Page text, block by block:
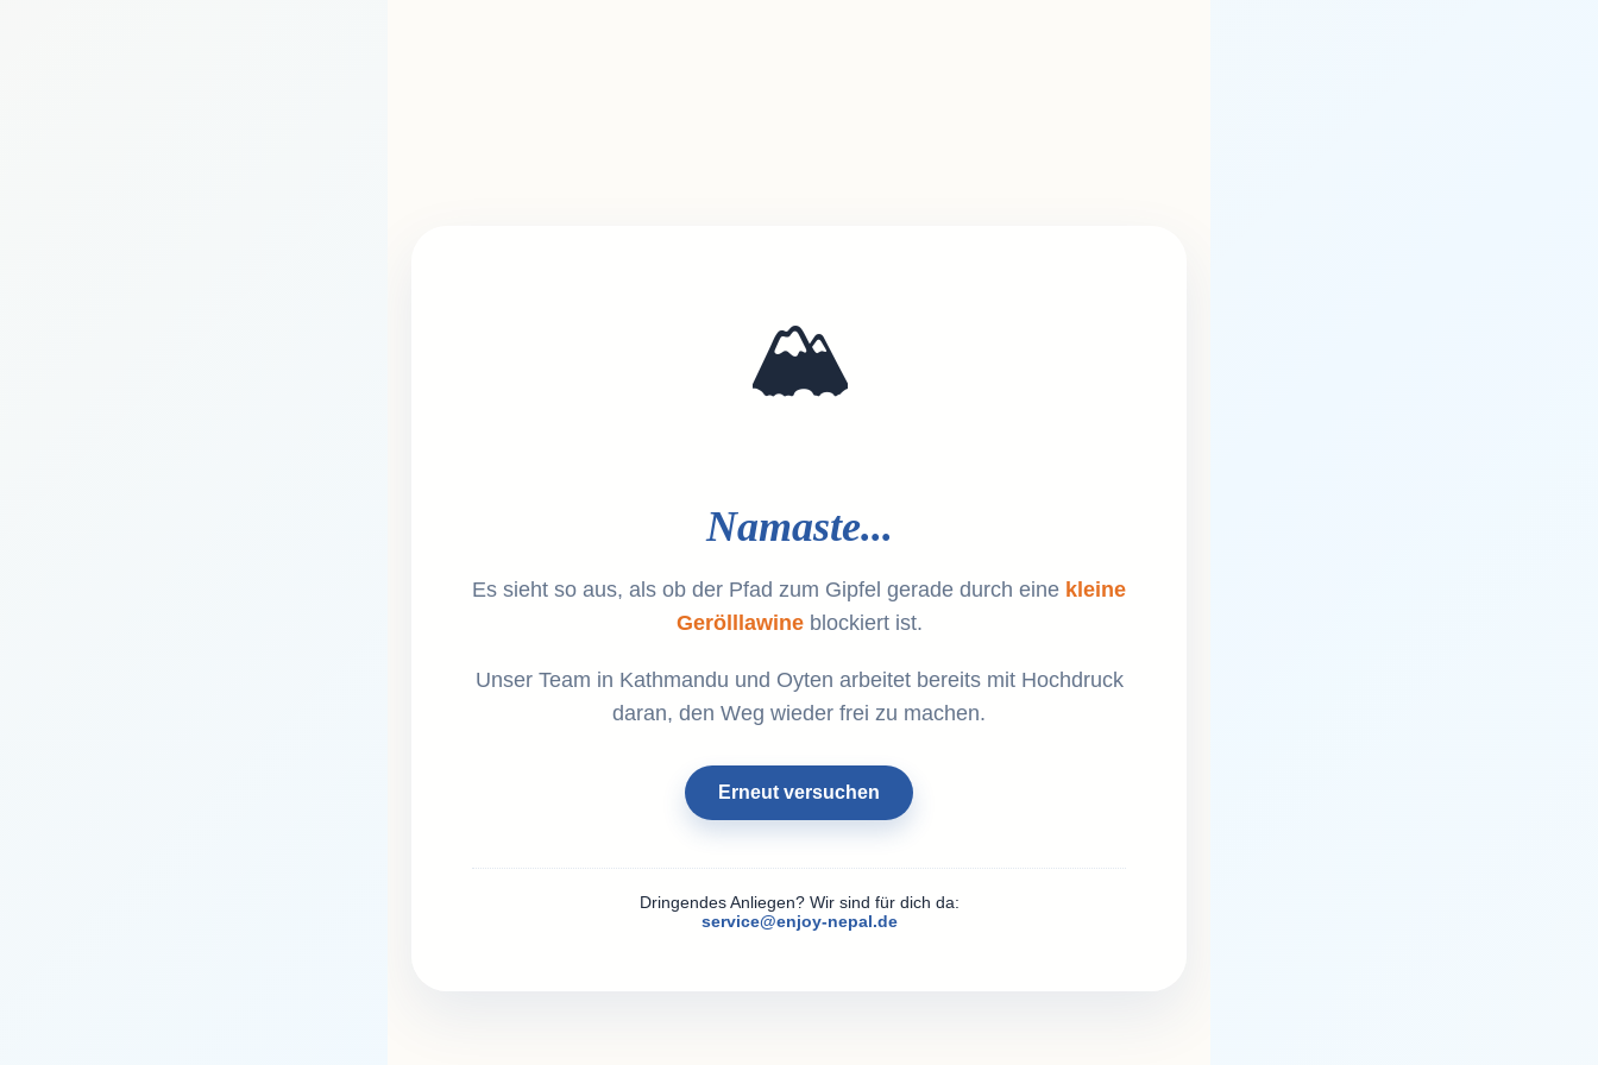
🏔️
Namaste...
Es sieht so aus, als ob der Pfad zum Gipfel gerade durch eine kleine
Gerölllawineblockiert ist.
Unser Team in Kathmandu und Oyten arbeitet bereits mit Hochdruck
daran, den Weg wieder frei zu machen.
Erneut versuchen
Dringendes Anliegen? Wir sind für dich da:
service@enjoy-nepal.de